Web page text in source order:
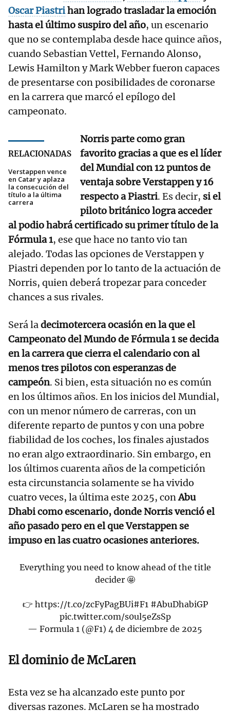
Oscar Piastrihan logrado trasladar la emoción
hasta el último suspiro del año, un escenario
que no se contemplaba desde hace quince años,
cuando Sebastian Vettel, Fernando Alonso,
Lewis Hamilton y Mark Webber fueron capaces
de presentarse con posibilidades de coronarse
en la carrera que marcó el epílogo del
campeonato.
RELACIONADAS
Verstappen vence
en Catar y aplaza
la consecución del
título a la última
carrera
Norris parte como gran
favorito gracias a que es el líder
del Mundial con 12 puntos de
ventaja sobre Verstappen y 16
respecto a Piastri. Es decir, si el
piloto británico logra acceder
al podio habrá certificado su primer título de la
Fórmula 1, ese que hace no tanto vio tan
alejado. Todas las opciones de Verstappen y
Piastri dependen por lo tanto de la actuación de
Norris, quien deberá tropezar para conceder
chances a sus rivales.
Será ladecimotercera ocasión en la que el
Campeonato del Mundo de Fórmula 1 se decida
en la carrera que cierra el calendario con al
menos tres pilotos con esperanzas de
campeón. Si bien, esta situación no es común
en los últimos años. En los inicios del Mundial,
con un menor número de carreras, con un
diferente reparto de puntos y con una pobre
fiabilidad de los coches, los finales ajustados
no eran algo extraordinario. Sin embargo, en
los últimos cuarenta años de la competición
esta circunstancia solamente se ha vivido
cuatro veces, la última este 2025, conAbu
Dhabi como escenario, donde Norris venció el
año pasado pero en el que Verstappen se
impuso en las cuatro ocasiones anteriores.
Everything you need to know ahead of the title
decider 🤩
👉 https://t.co/zcFyPagBUi#F1 #AbuDhabiGP
pic.twitter.com/s0ul5eZsSp
— Formula 1 (@F1) 4 de diciembre de 2025
El dominio de McLaren
Esta vez se ha alcanzado este punto por
diversas razones. McLaren se ha mostrado